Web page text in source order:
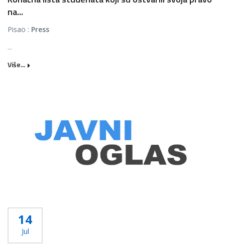
na...
Pisao : Press
...
Više...
14
Jul